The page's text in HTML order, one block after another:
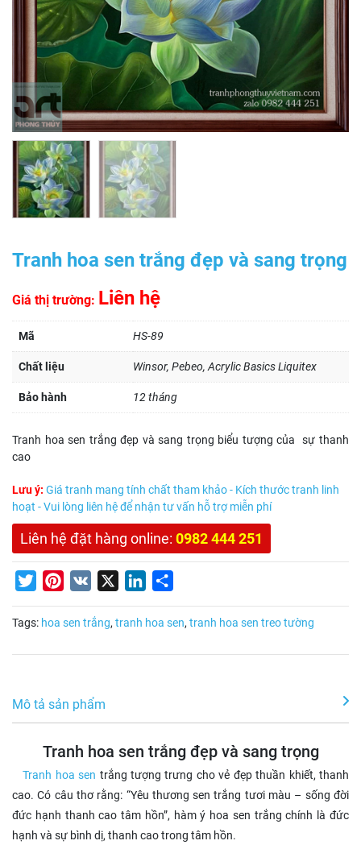
Tranh hoa sen trắng đẹp và sang trọng
Giá thị trường: Liên hệ
Mã HS-89
Chất liệu Winsor, Pebeo, Acrylic Basics Liquitex
Bảo hành 12 tháng
Tranh hoa sen trắng đẹp và sang trọng biểu tượng của sự thanh
cao
Lưu ý: Giá tranh mang tính chất tham khảo - Kích thước tranh linh
hoạt - Vui lòng liên hệ để nhận tư vấn hỗ trợ miễn phí
Liên hệ đặt hàng online: 0982 444 251
TwitterPinterest
VK LinkedIn
Tags: hoa sen trắng, tranh hoa sen, tranh hoa sen treo tường
Mô tả sản phẩm
Tranh hoa sen trắng đẹp và sang trọng
Tranh hoa sen trắng tượng trưng cho vẻ đẹp thuần khiết, thanh
cao. Có câu thơ rằng: “Yêu thương sen trắng tươi màu – sống đời
đức hạnh thanh cao tâm hồn”, hàm ý hoa sen trắng chính là đức
hạnh và sự bình dị, thanh cao trong tâm hồn.